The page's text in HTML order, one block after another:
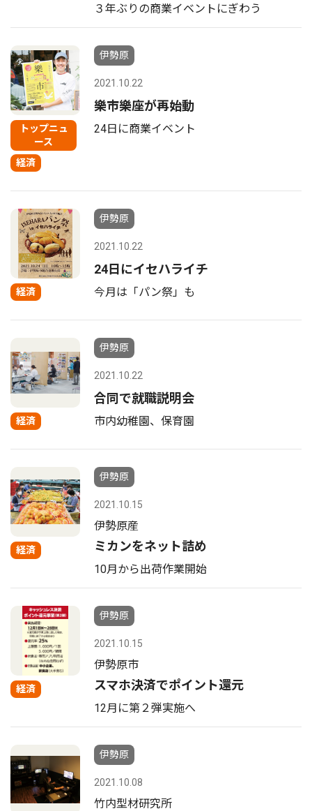
３年ぶりの商業イベントにぎわう
トップニュ
ース
経済
伊勢原
2021.10.22
樂市樂座が再始動
24日に商業イベント
経済
伊勢原
2021.10.22
24日にイセハライチ
今月は「パン祭」も
経済
伊勢原
2021.10.22
合同で就職説明会
市内幼稚園、保育園
経済
伊勢原
2021.10.15
伊勢原産
ミカンをネット詰め
10月から出荷作業開始
経済
伊勢原
2021.10.15
伊勢原市
スマホ決済でポイント還元
12月に第２弾実施へ
伊勢原
2021.10.08
竹内型材研究所